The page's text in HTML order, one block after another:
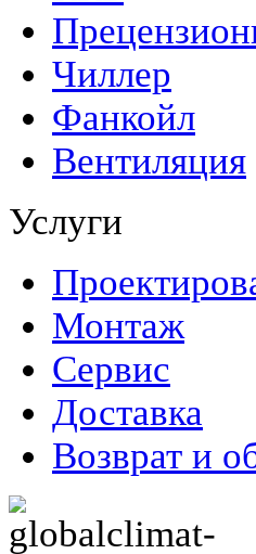
Чиллер
Фанкойл
Вентиляция
Услуги
Монтаж
Сервис
Доставка
Возврат и